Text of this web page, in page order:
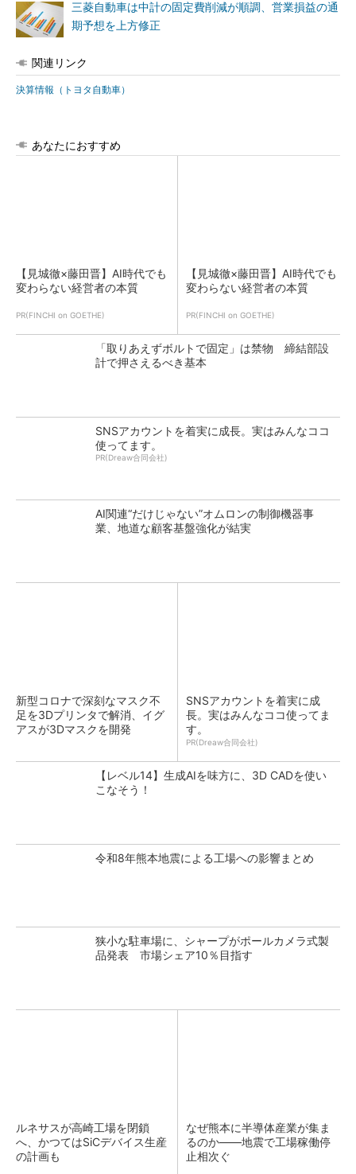
三菱自動車は中計の固定費削減が順調、営業損益の通
期予想を上方修正
関連リンク
決算情報（トヨタ自動車）
あなたにおすすめ
【見城徹×藤田晋】AI時代でも
変わらない経営者の本質
PR(FINCHI on GOETHE)
【見城徹×藤田晋】AI時代でも
変わらない経営者の本質
PR(FINCHI on GOETHE)
「取りあえずボルトで固定」は禁物 締結部設
計で押さえるべき基本
SNSアカウントを着実に成長。実はみんなココ
使ってます。
PR(Dreaw合同会社)
AI関連“だけじゃない”オムロンの制御機器事
業、地道な顧客基盤強化が結実
新型コロナで深刻なマスク不
足を3Dプリンタで解消、イグ
アスが3Dマスクを開発
SNSアカウントを着実に成
長。実はみんなココ使ってま
す。
PR(Dreaw合同会社)
【レベル14】生成AIを味方に、3D CADを使い
こなそう！
令和8年熊本地震による工場への影響まとめ
狭小な駐車場に、シャープがポールカメラ式製
品発表 市場シェア10％目指す
ルネサスが高崎工場を閉鎖
へ、かつてはSiCデバイス生産
の計画も
なぜ熊本に半導体産業が集ま
るのか――地震で工場稼働停
止相次ぐ